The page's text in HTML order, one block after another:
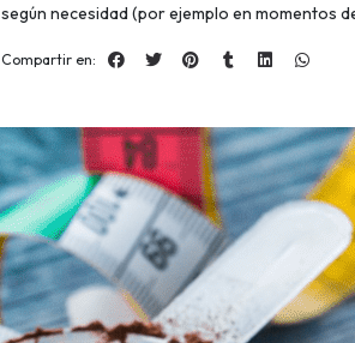
según necesidad (por ejemplo en momentos
Compartir en: